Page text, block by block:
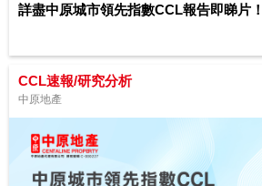
詳盡中原城市領先指數CCL報告即睇片！
CCL速報/研究分析
中原地產